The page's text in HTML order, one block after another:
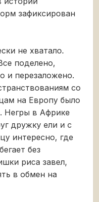
зафиксирован
не хватало.
поделено,
и перезаложено.
со
на Европу было
Негры в Африке
дружку ели и с
интересно, где
без
риса завел,
в обмен на